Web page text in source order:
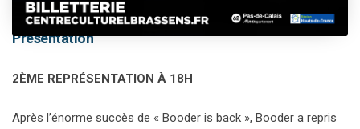
Présentation
2ÈME REPRÉSENTATION À 18H
Après l’énorme succès de « Booder is back », Booder a repris